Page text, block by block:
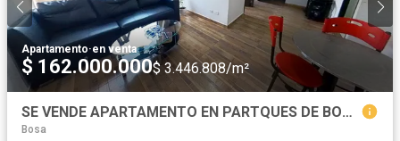
Apartamento·en venta
$ 162.000.000$ 3.446.808/m²
SE VENDE APARTAMENTO EN PARTQUES DE BOGOTA CAMPANO-BOSA BOGOTA CUNDINAMARCA
Bosa